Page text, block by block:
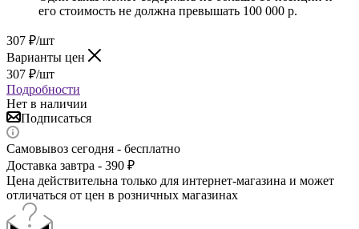
его стоимость не должна превышать 100 000 р.
307 ₽/шт
Варианты цен
307 ₽/шт
Подробности
Нет в наличии
Подписаться
Самовывоз сегодня - бесплатно
Доставка завтра - 390 ₽
Цена действительна только для интернет-магазина и может
отличаться от цен в розничных магазинах